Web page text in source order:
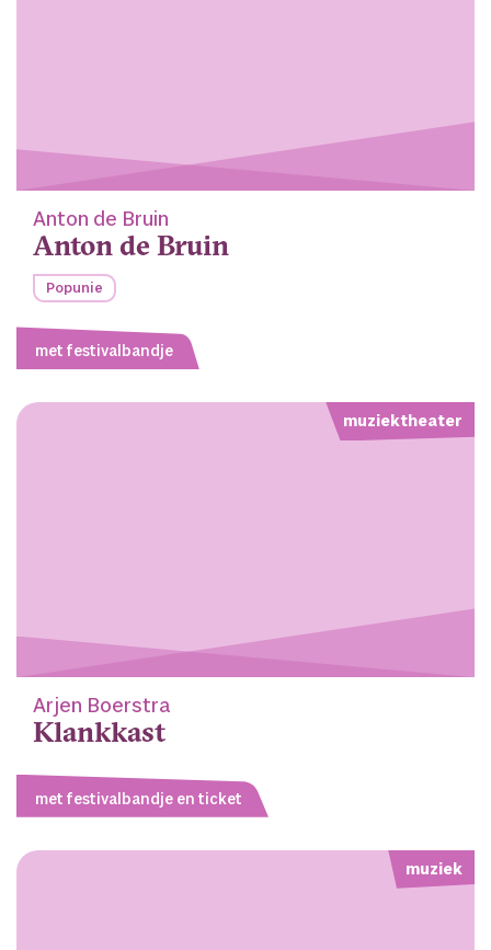
Anton de Bruin
Anton de Bruin
Popunie
met festivalbandje
muziektheater
Arjen Boerstra
Klankkast
met festivalbandje en ticket
muziek